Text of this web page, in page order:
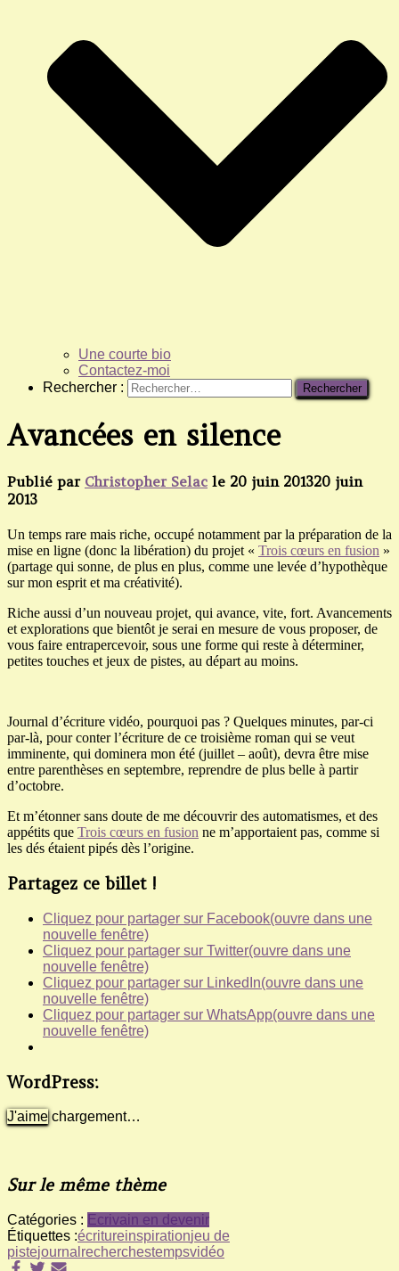
Une courte bio
Contactez-moi
Rechercher :
Avancées en silence
Publié par Christopher Selac le 20 juin 201320 juin
2013
Un temps rare mais riche, occupé notamment par la préparation de la
mise en ligne (donc la libération) du projet « Trois cœurs en fusion »
(partage qui sonne, de plus en plus, comme une levée d’hypothèque
sur mon esprit et ma créativité).
Riche aussi d’un nouveau projet, qui avance, vite, fort. Avancements
et explorations que bientôt je serai en mesure de vous proposer, de
vous faire entrapercevoir, sous une forme qui reste à déterminer,
petites touches et jeux de pistes, au départ au moins.
Journal d’écriture vidéo, pourquoi pas ? Quelques minutes, par-ci
par-là, pour conter l’écriture de ce troisième roman qui se veut
imminente, qui dominera mon été (juillet – août), devra être mise
entre parenthèses en septembre, reprendre de plus belle à partir
d’octobre.
Et m’étonner sans doute de me découvrir des automatismes, et des
appétits que Trois cœurs en fusion ne m’apportaient pas, comme si
les dés étaient pipés dès l’origine.
Partagez ce billet !
Cliquez pour partager sur Facebook(ouvre dans une
nouvelle fenêtre)
Cliquez pour partager sur Twitter(ouvre dans une
nouvelle fenêtre)
Cliquez pour partager sur LinkedIn(ouvre dans une
nouvelle fenêtre)
Cliquez pour partager sur WhatsApp(ouvre dans une
nouvelle fenêtre)
WordPress:
J'aime chargement…
Sur le même thème
Catégories : Ecrivain en devenir
Étiquettes :écritureinspirationjeu de
pistejournal recherchestempsvidéo